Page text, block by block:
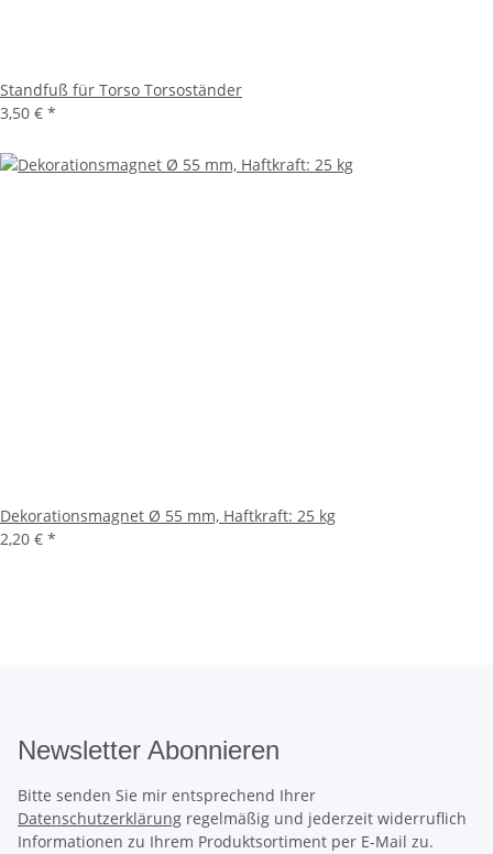
Standfuß für Torso Torsoständer
3,50 € *
Dekorationsmagnet Ø 55 mm, Haftkraft: 25 kg
2,20 € *
Newsletter Abonnieren
Bitte senden Sie mir entsprechend Ihrer
Datenschutzerklärung regelmäßig und jederzeit widerruflich
Informationen zu Ihrem Produktsortiment per E-Mail zu.